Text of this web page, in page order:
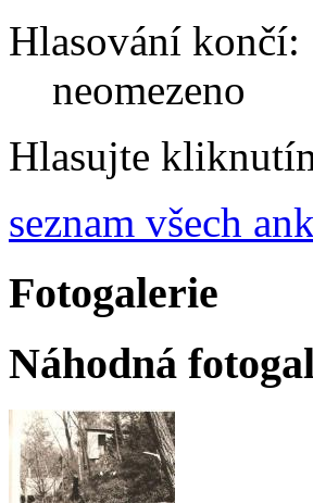
Hlasování končí:
neomezeno
Hlasujte
seznam všech
Fotogalerie
Náhodná